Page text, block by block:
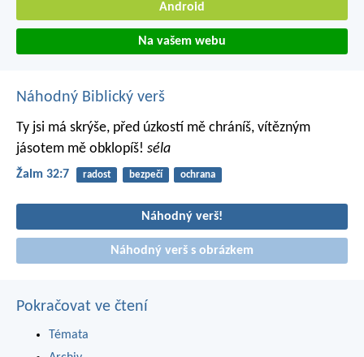
Android
Na vašem webu
Náhodný Biblický verš
Ty jsi má skrýše, před úzkostí mě chráníš, vítězným
jásotem mě obklopíš! séla
Žalm 32:7 radost bezpečí ochrana
Náhodný verš!
Náhodný verš s obrázkem
Pokračovat ve čtení
Témata